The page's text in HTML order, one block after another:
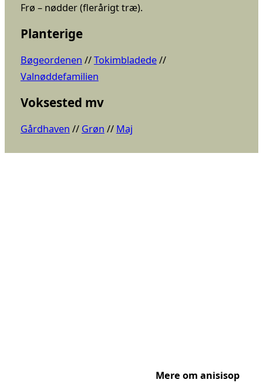
Frø – nødder (flerårigt træ).
Planterige
Bøgeordenen // Tokimbladede
//
Valnøddefamilien
Voksested mv
Gårdhaven // Grøn // Maj
Mere om anisisop